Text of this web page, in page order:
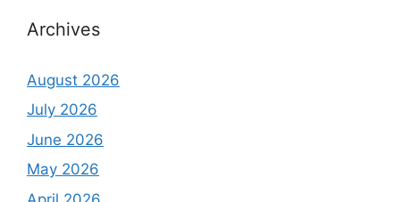
Archives
August 2026
July 2026
June 2026
May 2026